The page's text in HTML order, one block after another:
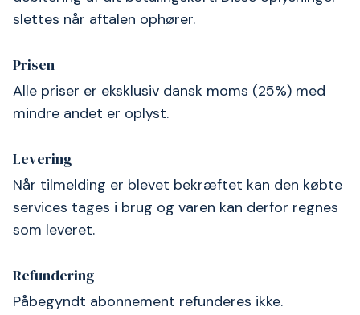
slettes når aftalen ophører.
Prisen
Alle priser er eksklusiv dansk moms (25%) med
mindre andet er oplyst.
Levering
Når tilmelding er blevet bekræftet kan den købte
services tages i brug og varen kan derfor regnes
som leveret.
Refundering
Påbegyndt abonnement refunderes ikke.